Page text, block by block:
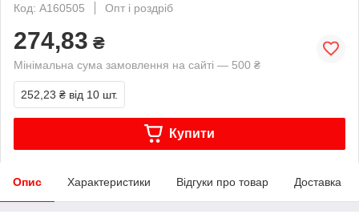
Код: A160505
Опт і роздріб
274,83 ₴
Мінімальна сума замовлення на сайті — 500 ₴
252,23 ₴ від 10 шт.
Купити
Опис Характеристики Відгуки про товар Доставка